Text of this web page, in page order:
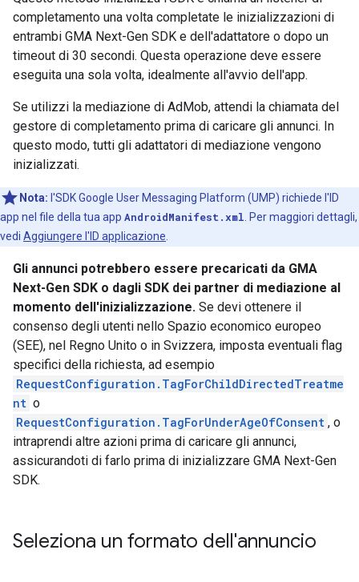
completamento una volta completate le inizializzazioni di
entrambi GMA Next-Gen SDK e dell'adattatore o dopo un
timeout di 30 secondi. Questa operazione deve essere
eseguita una sola volta, idealmente all'avvio dell'app.
Se utilizzi la mediazione di AdMob, attendi la chiamata del
gestore di completamento prima di caricare gli annunci. In
questo modo, tutti gli adattatori di mediazione vengono
inizializzati.
Nota: l'SDK Google User Messaging Platform (UMP) richiede l'ID
app nel file della tua app AndroidManifest.xml . Per maggiori dettagli,
vedi Aggiungere l'ID applicazione
Gli annunci potrebbero essere precaricati da GMA
Next-Gen SDK o dagli SDK dei partner di mediazione al
momento dell'inizializzazione. Se devi ottenere il
consenso degli utenti nello Spazio economico europeo
(SEE), nel Regno Unito o in Svizzera, imposta eventuali flag
specifici della richiesta, ad esempio
RequestConfiguration.TagForChildDirectedTreatme
nt o
RequestConfiguration.TagForUnderAgeOfConsent , o
intraprendi altre azioni prima di caricare gli annunci,
assicurandoti di farlo prima di inizializzare GMA Next-Gen
SDK.
Seleziona un formato dell'annuncio